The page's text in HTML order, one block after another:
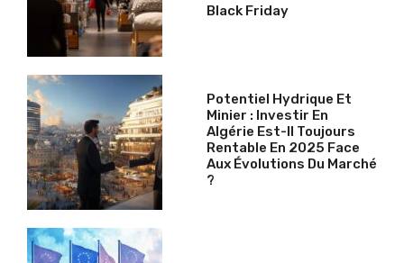
Black Friday
Potentiel Hydrique Et
Minier : Investir En
Algérie Est-Il Toujours
Rentable En 2025 Face
Aux Évolutions Du Marché
?